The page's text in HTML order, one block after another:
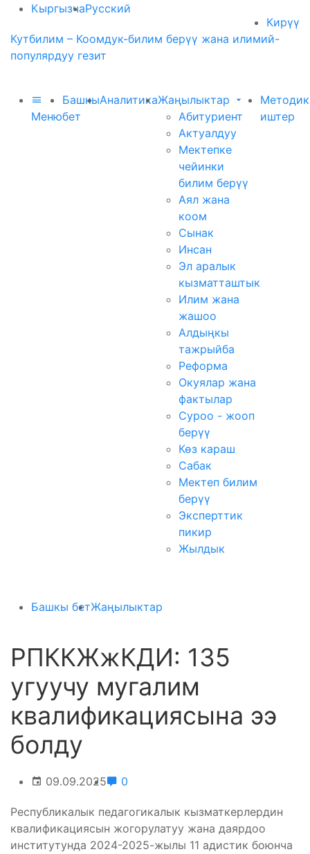
КыргызчаРусский
Кирүү
Кутбилим – Коомдук-билим берүү жана илимий-
популярдуу гезит
Меню
Башкы
бет
АналитикаЖаңылыктар
Абитуриент
Актуалдуу
Мектепке
чейинки
билим берүү
Аял жана
коом
Сынак
Инсан
Эл аралык
кызматташтык
Илим жана
жашоо
Алдыңкы
тажрыйба
Реформа
Окуялар жана
фактылар
Суроо - жооп
берүү
Көз караш
Сабак
Мектеп билим
берүү
Эксперттик
пикир
Жылдык
иштер
Башкы бетЖаңылыктар
РПККЖжКДИ: 135
угуучу мугалим
квалификациясына ээ
болду
09.09.2025 0
Республикалык педагогикалык кызматкерлердин
квалификациясын жогорулатуу жана даярдоо
институтунда 2024-2025-жылы 11 адистик боюнча